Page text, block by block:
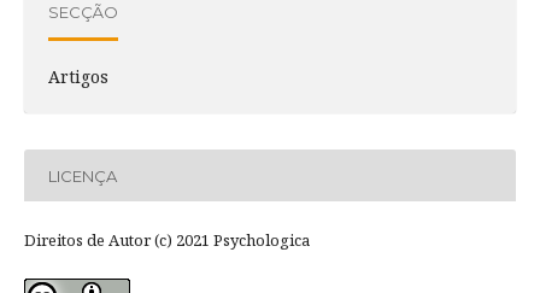
SECÇÃO
Artigos
LICENÇA
Direitos de Autor (c) 2021 Psychologica